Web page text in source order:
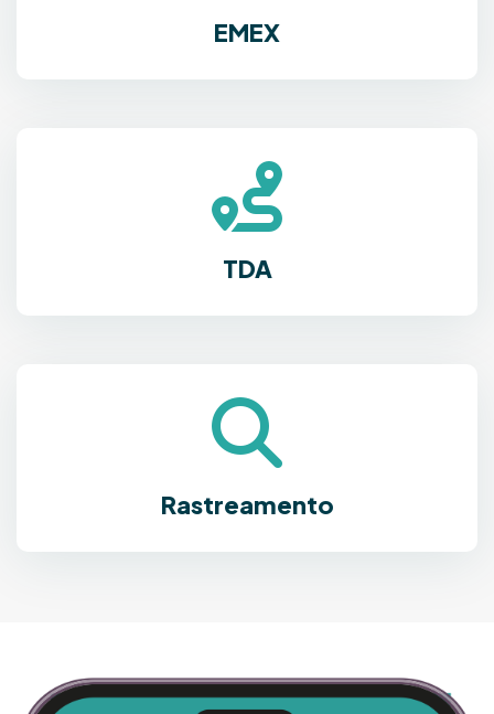
EMEX
TDA
Rastreamento